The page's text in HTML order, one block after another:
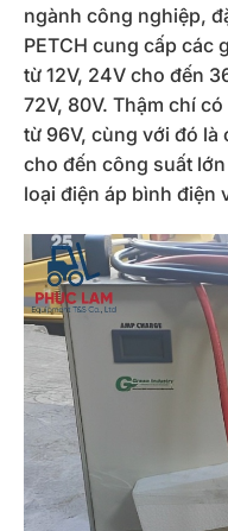
ngành công nghiệp,
PETCH cung cấp các
từ 12V, 24V cho đến
72V, 80V. Thậm chí
từ 96V, cùng với đó là
cho đến công suất
loại điện áp bình điện